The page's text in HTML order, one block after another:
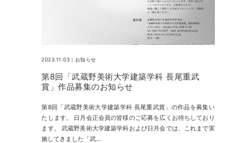
2023.11.03｜ お知らせ
第8回「武蔵野美術大学建築学科 長尾重武
賞」作品募集のお知らせ
第8回「武蔵野美術大学建築学科 長尾重武賞」の作品を募集い
たします。 日月会正会員の皆様のご応募を広くお待ちしており
ます。 武蔵野美術大学建築学科および日月会では、これまで実
施してきました「武…